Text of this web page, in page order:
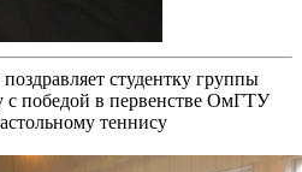
студентку группы
победой в первенстве ОмГТУ
теннису